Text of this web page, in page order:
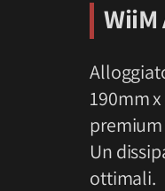
WiiM
190mm
Un
ottimali.